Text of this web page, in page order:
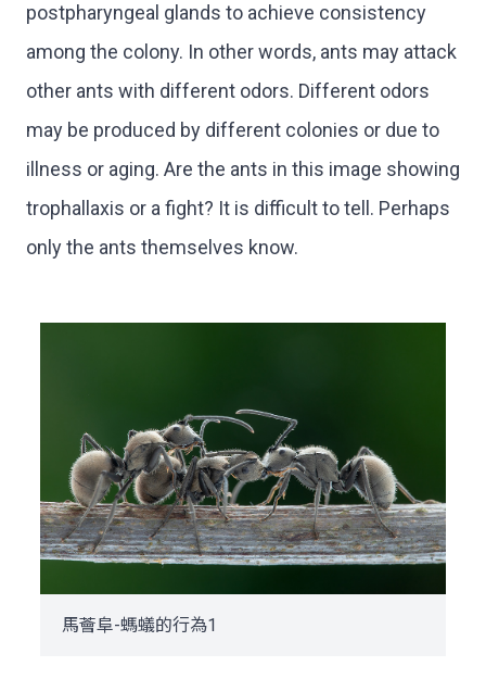
postpharyngeal glands to achieve consistency
among the colony. In other words, ants may attack
other ants with different odors. Different odors
may be produced by different colonies or due to
illness or aging. Are the ants in this image showing
trophallaxis or a fight? It is difficult to tell. Perhaps
only the ants themselves know.
馬薈阜-螞蟻的行為1